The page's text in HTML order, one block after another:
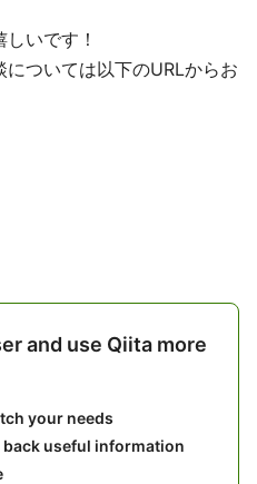
いです！
ついては以下のURLからお
and use Qiita more
your needs
useful information